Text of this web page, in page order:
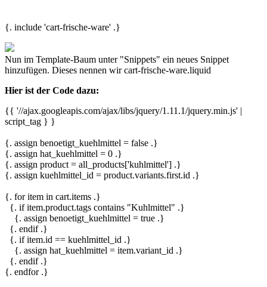
{. include 'cart-frische-ware' .}
Nun im Template-Baum unter "Snippets" ein neues Snippet
hinzufügen. Dieses nennen wircart-frische-ware.liquid
Hier ist der Code dazu:
{{ '//ajax.googleapis.com/ajax/libs/jquery/1.11.1/jquery.min.js' |
script_tag } }
{. assign benoetigt_kuehlmittel = false .}
{. assign hat_kuehlmittel = 0 .}
{. assign product = all_products['kuhlmittel'] .}
{. assign kuehlmittel_id = product.variants.first.id .}
{. for item in cart.items .}
{. if item.product.tags contains "Kuhlmittel" .}
{. assign benoetigt_kuehlmittel = true .}
{. endif .}
{. if item.id == kuehlmittel_id .}
{. assign hat_kuehlmittel = item.variant_id .}
{. endif .}
{. endfor .}